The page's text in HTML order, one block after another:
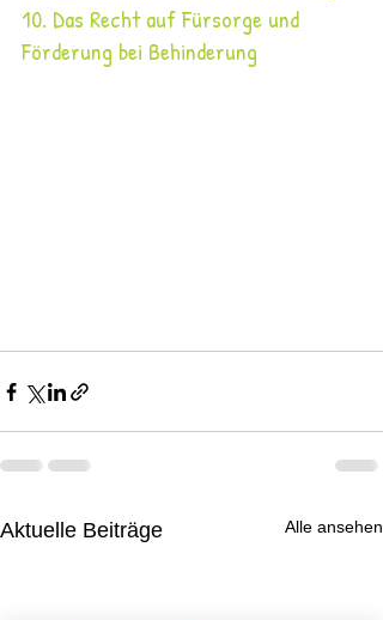
10. Das Recht auf Fürsorge und
Förderung bei Behinderung
Aktuelle Beiträge Alle ansehen